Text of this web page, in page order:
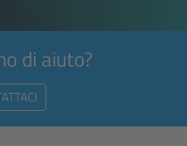
di aiuto?